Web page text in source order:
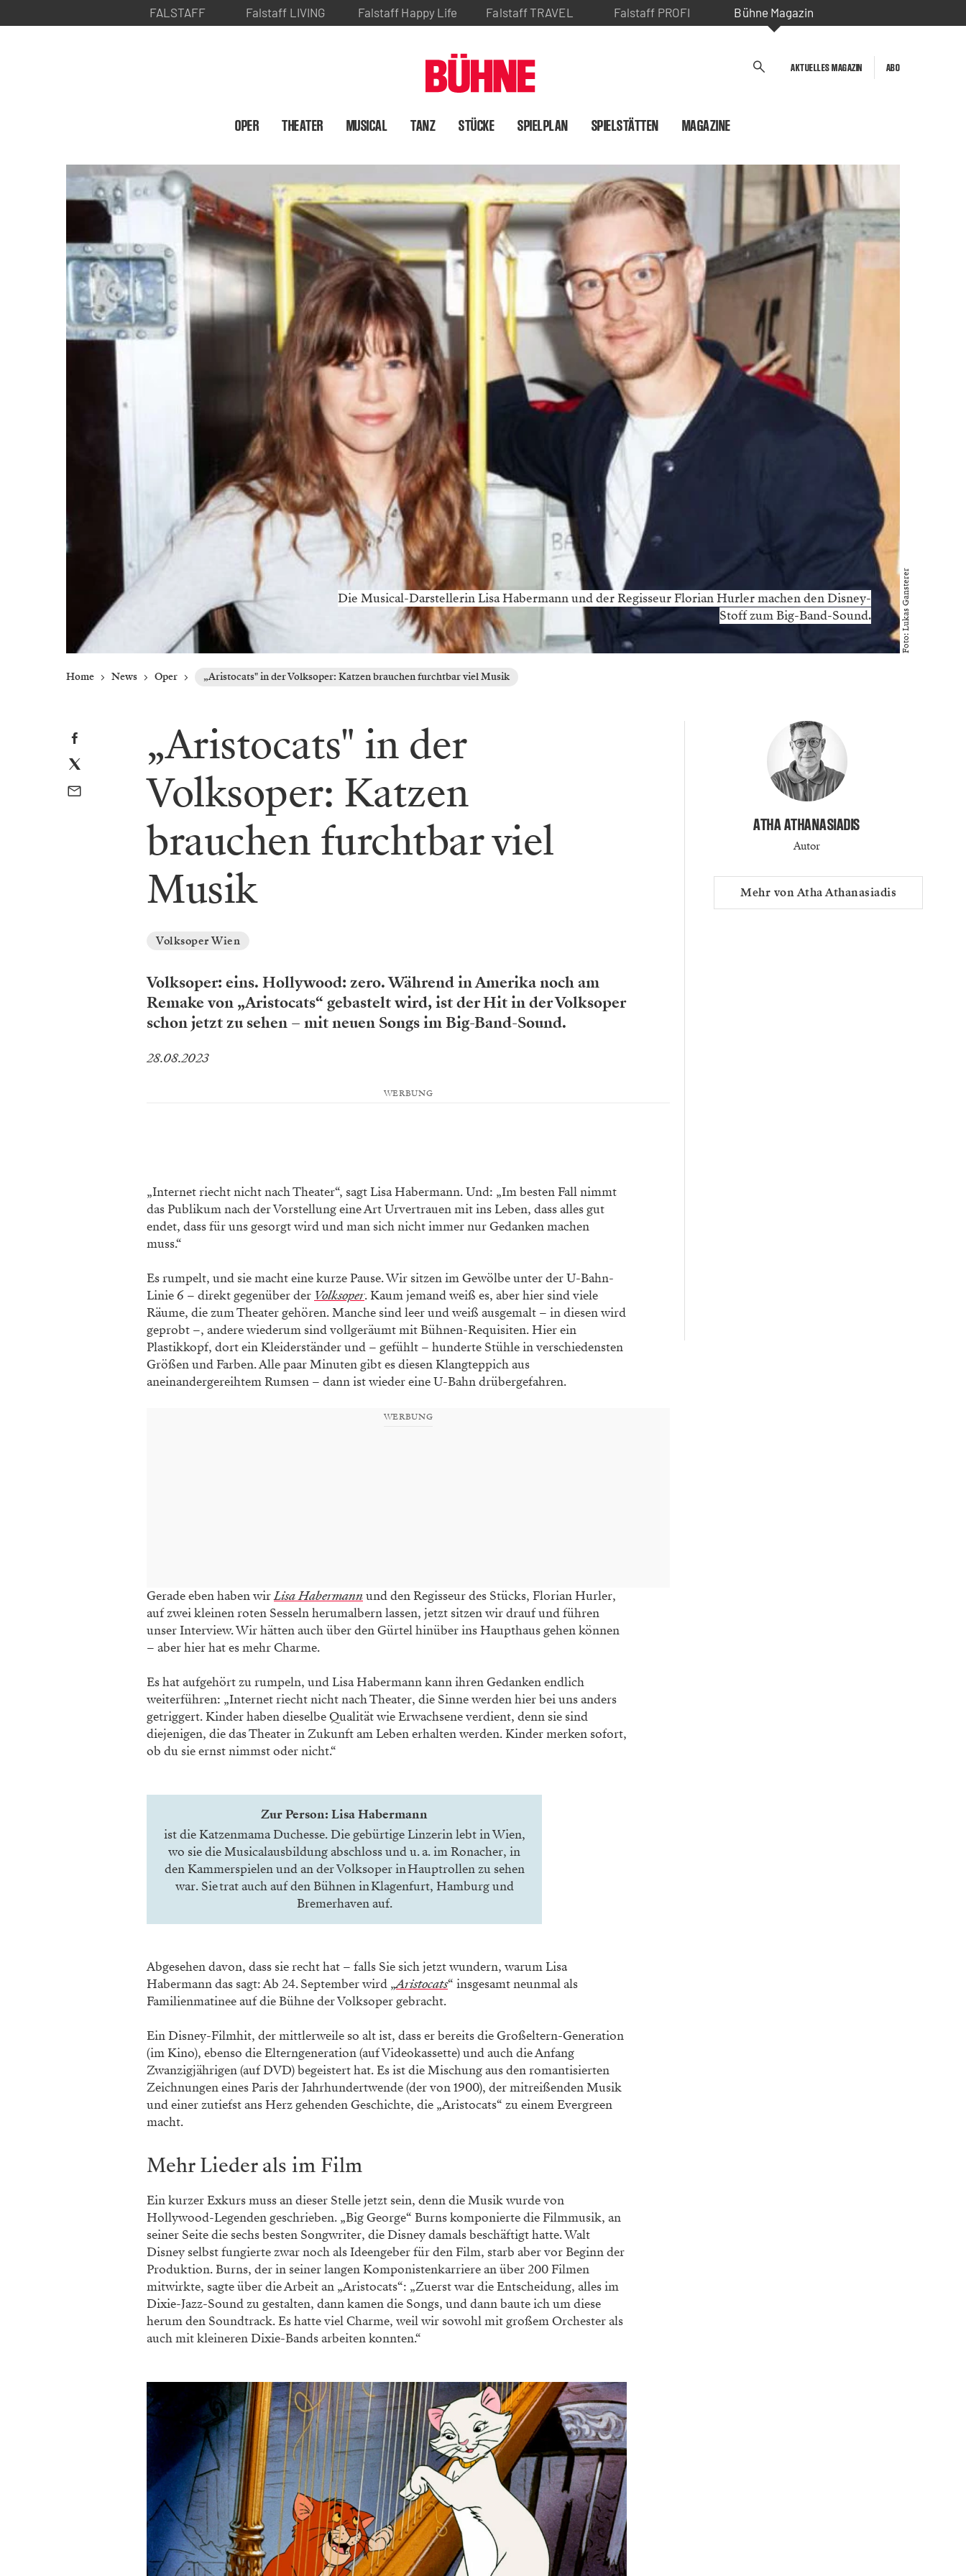
FALSTAFF Falstaff LIVING Falstaff Happy Life Falstaff TRAVEL Falstaff PROFI Bühne Magazin
AKTUELLES MAGAZIN ABO
OPER THEATER MUSICAL TANZ STÜCKE SPIELPLAN SPIELSTÄTTEN MAGAZINE
Die Musical-Darstellerin Lisa Habermann und der Regisseur Florian Hurler machen den Disney-
Stoff zum Big-Band-Sound.
Foto: Lukas Gansterer
Home News Oper „Aristocats" in der Volksoper: Katzen brauchen furchtbar viel Musik
„Aristocats" in der
Volksoper: Katzen
brauchen furchtbar viel
Musik
Volksoper Wien
Volksoper: eins. Hollywood: zero. Während in Amerika noch am
Remake von „Aristocats“ gebastelt wird, ist der Hit in der Volksoper
schon jetzt zu sehen – mit neuen Songs im Big-Band-Sound.
28.08.2023
WERBUNG
„Internet riecht nicht nach Theater“, sagt Lisa Habermann. Und: „Im besten Fall nimmt
das Publikum nach der Vorstellung eine Art Urvertrauen mit ins Leben, dass alles gut
endet, dass für uns gesorgt wird und man sich nicht immer nur Gedanken machen
muss.“
Es rumpelt, und sie macht eine kurze Pause. Wir sitzen im Gewölbe unter der U-Bahn-
Linie 6 – direkt gegenüber der Volksoper. Kaum jemand weiß es, aber hier sind viele
Räume, die zum Theater gehören. Manche sind leer und weiß ausgemalt – in diesen wird
geprobt –, andere wiederum sind vollgeräumt mit Bühnen-Requisiten. Hier ein
Plastikkopf, dort ein Kleiderständer und – gefühlt – hunderte Stühle in verschiedensten
Größen und Farben. Alle paar Minuten gibt es diesen Klangteppich aus
aneinandergereihtem Rumsen – dann ist wieder eine U-Bahn drübergefahren.
WERBUNG
Gerade eben haben wirLisa Habermannund den Regisseur des Stücks, Florian Hurler,
auf zwei kleinen roten Sesseln herumalbern lassen, jetzt sitzen wir drauf und führen
unser Interview. Wir hätten auch über den Gürtel hinüber ins Haupthaus gehen können
– aber hier hat es mehr Charme.
Es hat aufgehört zu rumpeln, und Lisa Habermann kann ihren Gedanken endlich
weiterführen: „Internet riecht nicht nach Theater, die Sinne werden hier bei uns anders
getriggert. Kinder haben dieselbe Qualität wie Erwachsene verdient, denn sie sind
diejenigen, die das Theater in Zukunft am Leben erhalten werden. Kinder merken sofort,
ob du sie ernst nimmst oder nicht.“
Zur Person: Lisa Habermann
ist die Katzenmama Duchesse. Die gebürtige Linzerin lebt in Wien,
wo sie die Musicalausbildung abschloss und u. a. im Ronacher, in
den Kammerspielen und an der Volksoper in Hauptrollen zu sehen
war. Sie trat auch auf den Bühnen in Klagenfurt, Hamburg und
Bremerhaven auf.
Abgesehen davon, dass sie recht hat – falls Sie sich jetzt wundern, warum Lisa
Habermann das sagt: Ab 24. September wird „Aristocats“ insgesamt neunmal als
Familienmatinee auf die Bühne der Volksoper gebracht.
Ein Disney-Filmhit, der mittlerweile so alt ist, dass er bereits die Großeltern-Generation
(im Kino), ebenso die Elterngeneration (auf Videokassette) und auch die Anfang
Zwanzigjährigen (auf DVD) begeistert hat. Es ist die Mischung aus den romantisierten
Zeichnungen eines Paris der Jahrhundertwende (der von 1900), der mitreißenden Musik
und einer zutiefst ans Herz gehenden Geschichte, die „Aristocats“ zu einem Evergreen
macht.
Mehr Lieder als im Film
Ein kurzer Exkurs muss an dieser Stelle jetzt sein, denn die Musik wurde von
Hollywood-Legenden geschrieben. „Big George“ Burns komponierte die Filmmusik, an
seiner Seite die sechs besten Songwriter, die Disney damals beschäftigt hatte. Walt
Disney selbst fungierte zwar noch als Ideengeber für den Film, starb aber vor Beginn der
Produktion. Burns, der in seiner langen Komponistenkarriere an über 200 Filmen
mitwirkte, sagte über die Arbeit an „Aristocats“: „Zuerst war die Entscheidung, alles im
Dixie-Jazz-Sound zu gestalten, dann kamen die Songs, und dann baute ich um diese
herum den Soundtrack. Es hatte viel Charme, weil wir sowohl mit großem Orchester als
auch mit kleineren Dixie-Bands arbeiten konnten.“
ATHA ATHANASIADIS
Autor
Mehr von Atha Athanasiadis